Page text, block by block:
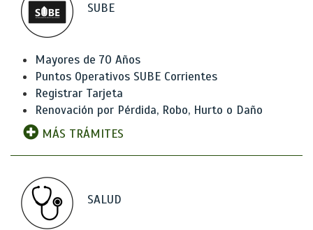
SUBE
Mayores de 70 Años
Puntos Operativos SUBE Corrientes
Registrar Tarjeta
Renovación por Pérdida, Robo, Hurto o Daño
MÁS TRÁMITES
SALUD